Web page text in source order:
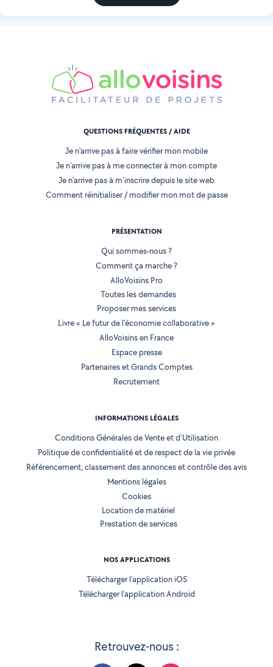
Retrouvez-nous :
QUESTIONS FRÉQUENTES / AIDE
Je n'arrive pas à faire vérifier mon mobile
Je n'arrive pas à me connecter à mon compte
Je n'arrive pas à m'inscrire depuis le site web
Comment réinitialiser / modifier mon mot de passe
PRÉSENTATION
Qui sommes-nous ?
Comment ça marche ?
AlloVoisins Pro
Toutes les demandes
Proposer mes services
Livre « Le futur de l'économie collaborative »
AlloVoisins en France
Espace presse
Partenaires et Grands Comptes
Recrutement
INFORMATIONS LÉGALES
Conditions Générales de Vente et d'Utilisation
Politique de confidentialité et de respect de la vie privée
Référencement, classement des annonces et contrôle des avis
Mentions légales
Cookies
Location de matériel
Prestation de services
NOS APPLICATIONS
Télécharger l’application iOS
Télécharger l’application Android